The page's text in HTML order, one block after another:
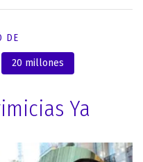
DE
20 millones
Ya